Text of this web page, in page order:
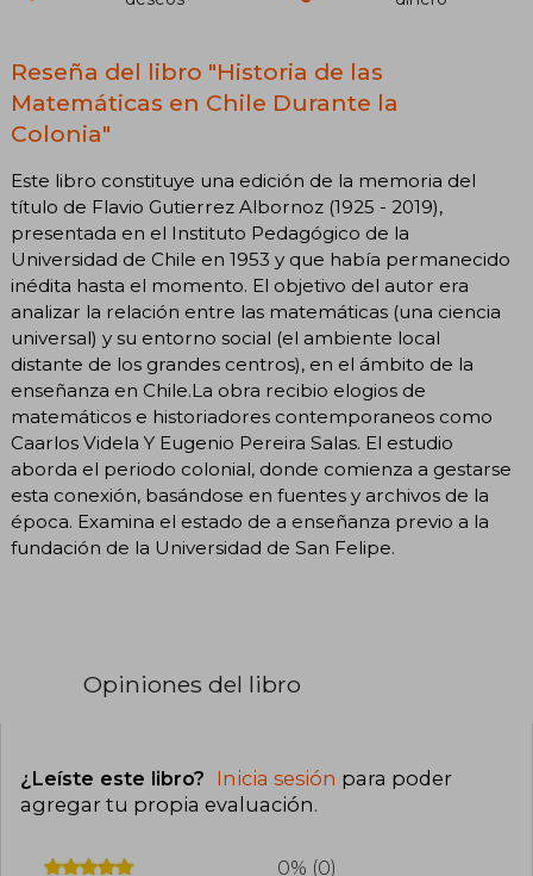
Reseña del libro "Historia de las
Matemáticas en Chile Durante la
Colonia"
Este libro constituye una edición de la memoria del
título de Flavio Gutierrez Albornoz (1925 - 2019),
presentada en el Instituto Pedagógico de la
Universidad de Chile en 1953 y que había permanecido
inédita hasta el momento. El objetivo del autor era
analizar la relación entre las matemáticas (una ciencia
universal) y su entorno social (el ambiente local
distante de los grandes centros), en el ámbito de la
enseñanza en Chile.La obra recibio elogios de
matemáticos e historiadores contemporaneos como
Caarlos Videla Y Eugenio Pereira Salas. El estudio
aborda el periodo colonial, donde comienza a gestarse
esta conexión, basándose en fuentes y archivos de la
época. Examina el estado de a enseñanza previo a la
fundación de la Universidad de San Felipe.
Opiniones del libro
¿Leíste este libro? Inicia sesión para poder
agregar tu propia evaluación.
0% (0)